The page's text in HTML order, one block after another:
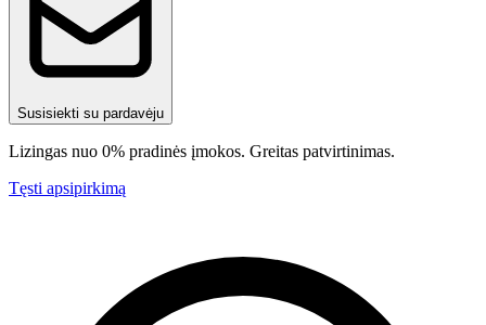
Susisiekti su pardavėju
Lizingas nuo 0% pradinės įmokos. Greitas patvirtinimas.
Tęsti apsipirkimą